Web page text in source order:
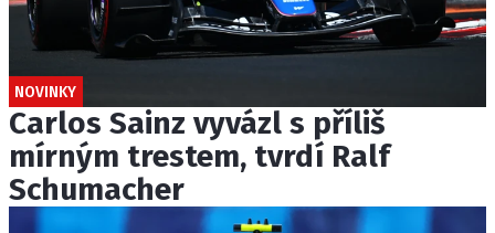
NOVINKY
Carlos Sainz vyvázl s příliš
mírným trestem, tvrdí Ralf
Schumacher